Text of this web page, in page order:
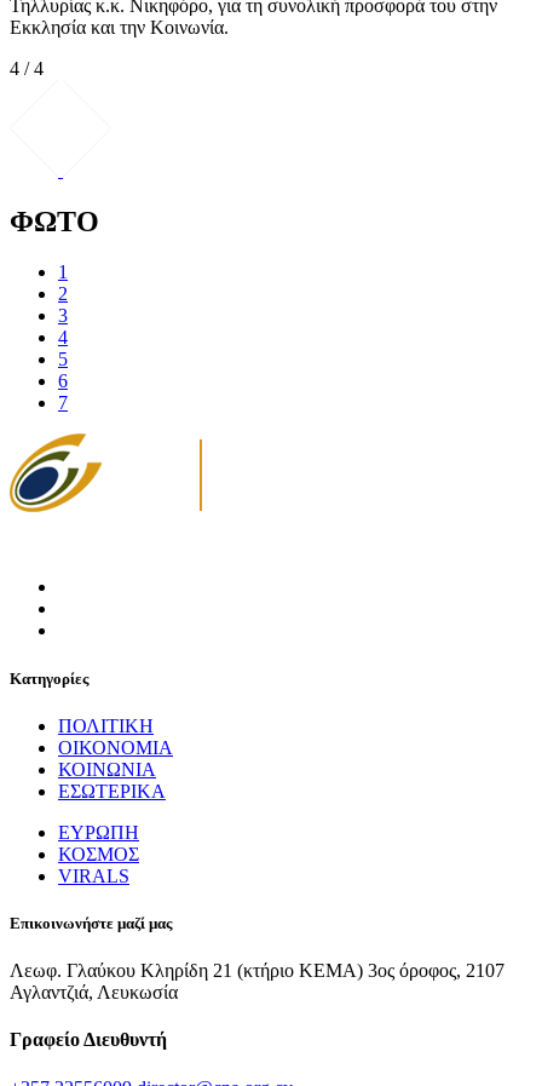
Τηλλυρίας κ.κ. Νικηφόρο, για τη συνολική προσφορά του στην
Εκκλησία και την Κοινωνία.
4 / 4
ΦΩΤΟ
1
2
3
4
5
6
7
Κατηγορίες
ΠΟΛΙΤΙΚΗ
ΟΙΚΟΝΟΜΙΑ
ΚΟΙΝΩΝΙΑ
ΕΣΩΤΕΡΙΚΑ
ΕΥΡΩΠΗ
ΚΟΣΜΟΣ
VIRALS
Επικοινωνήστε μαζί μας
Λεωφ. Γλαύκου Κληρίδη 21 (κτήριο ΚΕΜΑ) 3ος όροφος, 2107
Αγλαντζιά, Λευκωσία
Γραφείο Διευθυντή